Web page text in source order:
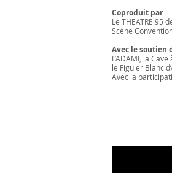
Coproduit par
Le THEATRE 95
Scène
Avec le soutien
L’ADAMI, la
le Figuier Blanc
Avec la